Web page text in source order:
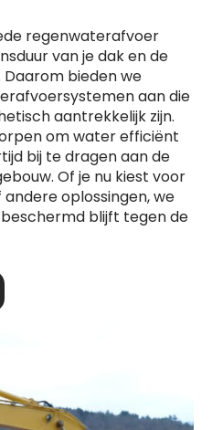
regenwaterafvoer
van je dak en de
bieden we
aan die
aantrekkelijk zijn.
om water efficiënt
bij te dragen aan de
Of je nu kiest voor
oplossingen, we
blijft tegen de